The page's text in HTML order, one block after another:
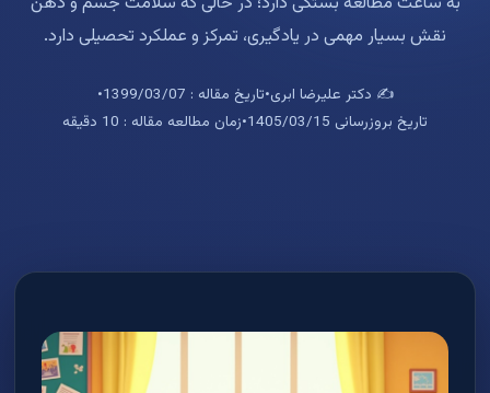
نقش بسیار مهمی در یادگیری، تمرکز و عملکرد تحصیلی دارد.
✍️ دکتر علیرضا ابری•تاریخ مقاله : 1399/03/07
•
تاریخ بروزرسانی 1405/03/15
•زمان مطالعه مقاله : 10 دقیقه